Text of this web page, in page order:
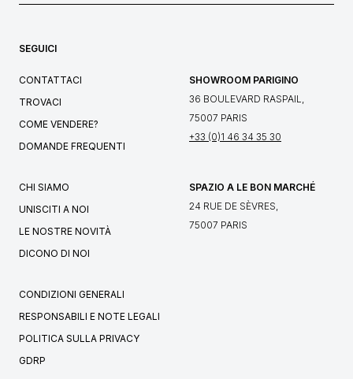
SEGUICI
CONTATTACI
TROVACI
COME VENDERE?
DOMANDE FREQUENTI
SHOWROOM PARIGINO
36 BOULEVARD RASPAIL,
75007 PARIS
+33 (0)1 46 34 35 30
CHI SIAMO
UNISCITI A NOI
LE NOSTRE NOVITÀ
DICONO DI NOI
SPAZIO A LE BON MARCHÉ
24 RUE DE SÈVRES,
75007 PARIS
CONDIZIONI GENERALI
RESPONSABILI E NOTE LEGALI
POLITICA SULLA PRIVACY
GDRP